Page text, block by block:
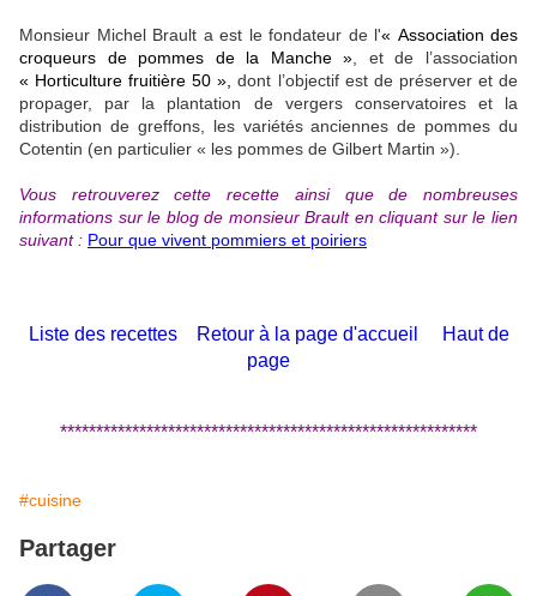
Monsieur Michel Brault a est le fondateur de l'« Association des
croqueurs de pommes de la Manche » , et de l’association
« Horticulture fruitière 50 », dont l’objectif est de préserver et de
propager, par la plantation de vergers conservatoires et la
distribution de greffons, les variétés anciennes de pommes du
Cotentin (en particulier « les pommes de Gilbert Martin »).
Vous retrouverez cette recette ainsi que de nombreuses
informations sur le blog de monsieur Brault en cliquant sur le lien
suivant : Pour que vivent pommiers et poiriers
Liste des recettes Retour à la page d'accueil
Haut de
page
**********************************************************
#cuisine
Partager